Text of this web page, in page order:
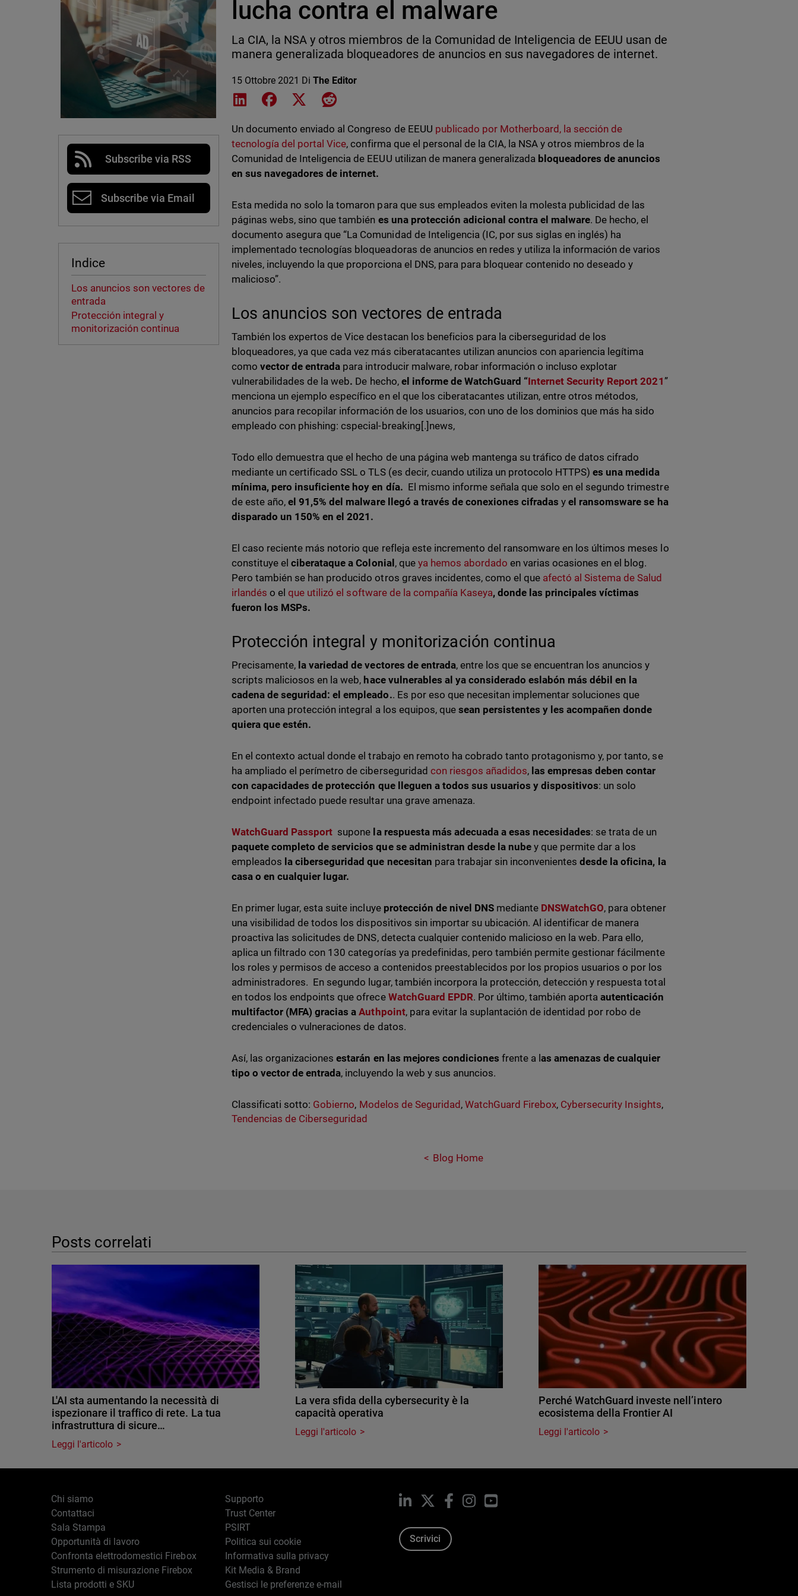
Subscribe via RSS
Subscribe via Email
Indice
Los anuncios son vectores de
entrada
Protección integral y
monitorización continua
lucha contra el malware
La CIA, la NSA y otros miembros de la Comunidad de Inteligencia de EEUU usan de
manera generalizada bloqueadores de anuncios en sus navegadores de internet.
15 Ottobre 2021 DiThe Editor
Share on LinkedIn
Share on Facebook
Share on XShare on Reddit
Un documento enviado al Congreso de EEUU publicado por Motherboard, la sección de
tecnología del portal Vice, confirma que el personal de la CIA, la NSA y otros miembros de la
Comunidad de Inteligencia de EEUU utilizan de manera generalizada bloqueadores de anuncios
en sus navegadores de internet.
Esta medida no solo la tomaron para que sus empleados eviten la molesta publicidad de las
páginas webs, sino que también es una protección adicional contra el malware. De hecho, el
documento asegura que “La Comunidad de Inteligencia (IC, por sus siglas en inglés) ha
implementado tecnologías bloqueadoras de anuncios en redes y utiliza la información de varios
niveles, incluyendo la que proporciona el DNS, para para bloquear contenido no deseado y
malicioso”.
Los anuncios son vectores de entrada
También los expertos de Vice destacan los beneficios para la ciberseguridad de los
bloqueadores, ya que cada vez más ciberatacantes utilizan anuncios con apariencia legítima
comovector de entrada para introducir malware, robar información o incluso explotar
vulnerabilidades de la web. De hecho, el informe de WatchGuard “Internet Security Report 2021”
menciona un ejemplo específico en el que los ciberatacantes utilizan, entre otros métodos,
anuncios para recopilar información de los usuarios, con uno de los dominios que más ha sido
empleado con phishing: cspecial-breaking[.]news,
Todo ello demuestra que el hecho de una página web mantenga su tráfico de datos cifrado
mediante un certificado SSL o TLS (es decir, cuando utiliza un protocolo HTTPS)es una medida
mínima, pero insuficiente hoy en día. El mismo informe señala que solo en el segundo trimestre
de este año,el 91,5% del malware llegó a través de conexiones cifradas yel ransomsware se ha
disparado un 150% en el 2021.
El caso reciente más notorio que refleja este incremento del ransomware en los últimos meses lo
constituye elciberataque a Colonial , que ya hemos abordado en varias ocasiones en el blog.
Pero también se han producido otros graves incidentes, como el que afectó al Sistema de Salud
irlandés o elque utilizó el software de la compañía Kaseya, donde las principales víctimas
fueron los MSPs.
Protección integral y monitorización continua
Precisamente, la variedad de vectores de entrada, entre los que se encuentran los anuncios y
scripts maliciosos en la web, hace vulnerables al ya considerado eslabón más débil en la
cadena de seguridad: el empleado.. Es por eso que necesitan implementar soluciones que
aporten una protección integral a los equipos, que sean persistentes y les acompañen donde
quiera que estén.
En el contexto actual donde el trabajo en remoto ha cobrado tanto protagonismo y, por tanto, se
ha ampliado el perímetro de ciberseguridad con riesgos añadidos, las empresas deben contar
con capacidades de protección que lleguen a todos sus usuarios y dispositivos: un solo
endpoint infectado puede resultar una grave amenaza.
WatchGuard Passport supone la respuesta más adecuada a esas necesidades: se trata de un
paquete completo de servicios que se administran desde la nube y que permite dar a los
empleados la ciberseguridad que necesitan para trabajar sin inconvenientesdesde la oficina, la
casa o en cualquier lugar.
En primer lugar, esta suite incluye protección de nivel DNSmediante DNSWatchGO, para obtener
una visibilidad de todos los dispositivos sin importar su ubicación. Al identificar de manera
proactiva las solicitudes de DNS, detecta cualquier contenido malicioso en la web. Para ello,
aplica un filtrado con 130 categorías ya predefinidas, pero también permite gestionar fácilmente
los roles y permisos de acceso a contenidos preestablecidos por los propios usuarios o por los
administradores. En segundo lugar, también incorpora la protección, detección y respuesta total
en todos los endpoints que ofrece WatchGuard EPDR. Por último, también aportaautenticación
multifactor (MFA) gracias aAuthpoint, para evitar la suplantación de identidad por robo de
credenciales o vulneraciones de datos.
Así, las organizacionesestarán en las mejores condiciones frente a las amenazas de cualquier
tipo o vector de entrada, incluyendo la web y sus anuncios.
Classificati sotto: Gobierno, Modelos de Seguridad , WatchGuard Firebox, Cybersecurity Insights,
Tendencias de Ciberseguridad
Blog Home
Posts correlati
L'AI sta aumentando la necessità di
ispezionare il traffico di rete. La tua
infrastruttura di sicure…
Leggi l'articolo
La vera sfida della cybersecurity è la
capacità operativa
Leggi l'articolo
Perché WatchGuard investe nell’intero
ecosistema della Frontier AI
Leggi l'articolo
Chi siamo
Contattaci
Sala Stampa
Opportunità di lavoro
Confronta elettrodomestici Firebox
Strumento di misurazione Firebox
Lista prodotti e SKU
Supporto
Trust Center
PSIRT
Politica sui cookie
Informativa sulla privacy
Kit Media & Brand
Gestisci le preferenze e-mail
LinkedIn Facebook
InstagramYouTube
Scrivici